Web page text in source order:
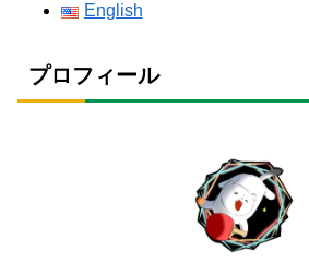
English
プロフィール